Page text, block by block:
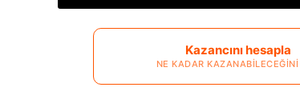
Kazancını hesapla
NE KADAR KAZANABILECEĞINI